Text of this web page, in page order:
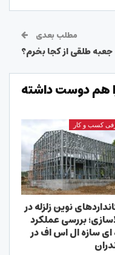
مطلب بعدی
جعبه طلقی از کجا بخرم؟
هم دوست داشته
کسب و کار
نوین زلزله در
بررسی عملکرد
ای سازه ال اس اف در